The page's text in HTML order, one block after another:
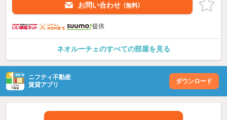
お問い合わせ （無料）
提供
ネオルーチェのすべての部屋を見る
ニフティ不動産
賃貸アプリ
ダウンロード